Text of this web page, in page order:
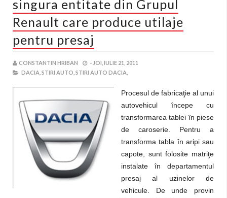
singura entitate din Grupul
Renault care produce utilaje
pentru presaj
CONSTANTIN HRIBAN - JOI, IULIE 21, 2011
DACIA, STIRI AUTO, STIRI AUTO DACIA,
Procesul de fabricaţie al unui
autovehicul începe cu
transformarea tablei în piese
de caroserie. Pentru a
transforma tabla în aripi sau
capote, sunt folosite matriţe
instalate în departamentul
presaj al uzinelor de
vehicule. De unde provin